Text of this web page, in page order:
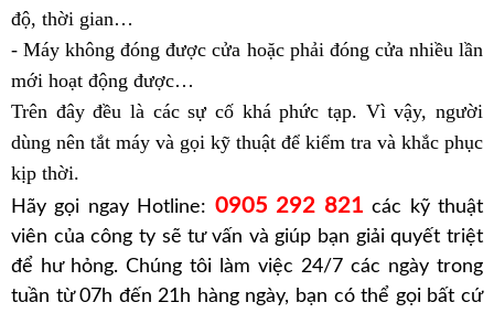
độ, thời gian…
- Máy không đóng được cửa hoặc phải đóng cửa nhiều lần
mới hoạt động được…
Trên đây đều là các sự cố khá phức tạp. Vì vậy, người
dùng nên tắt máy và gọi kỹ thuật để kiểm tra và khắc phục
kịp thời.
Hãy gọi ngay Hotline: 0905 292 821 các kỹ thuật
viên của công ty sẽ tư vấn và giúp bạn giải quyết triệt
để hư hỏng. Chúng tôi làm việc 24/7 các ngày trong
tuần từ 07h đến 21h hàng ngày, bạn có thể gọi bất cứ